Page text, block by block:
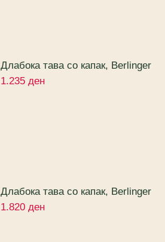
Длабока тава со капак, Berlinger
Haus Sahara Collection 16цм
1.235 ден
Длабока тава со капак, Berlinger
Haus Sahara Collection 24цм
1.820 ден